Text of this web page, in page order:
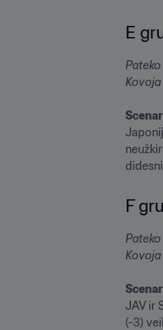
E
F
JAV ir
(-3)